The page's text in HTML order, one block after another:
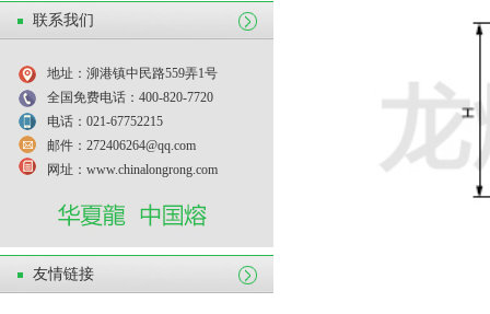
联系我们
地址：泖港镇中民路559弄1号
全国免费电话：400-820-7720
电话：021-67752215
邮件：272406264@qq.com
网址：www.chinalongrong.com
友情链接